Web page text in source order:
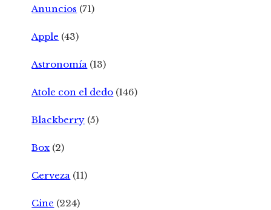
Anuncios (71)
Apple (43)
Astronomía (13)
Atole con el dedo (146)
Blackberry (5)
Box (2)
Cerveza (11)
Cine (224)